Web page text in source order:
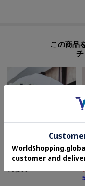
この商品
チ
２ＷＡＹ２段ドーム型フリル 折りたたみ傘 日傘
¥3,300